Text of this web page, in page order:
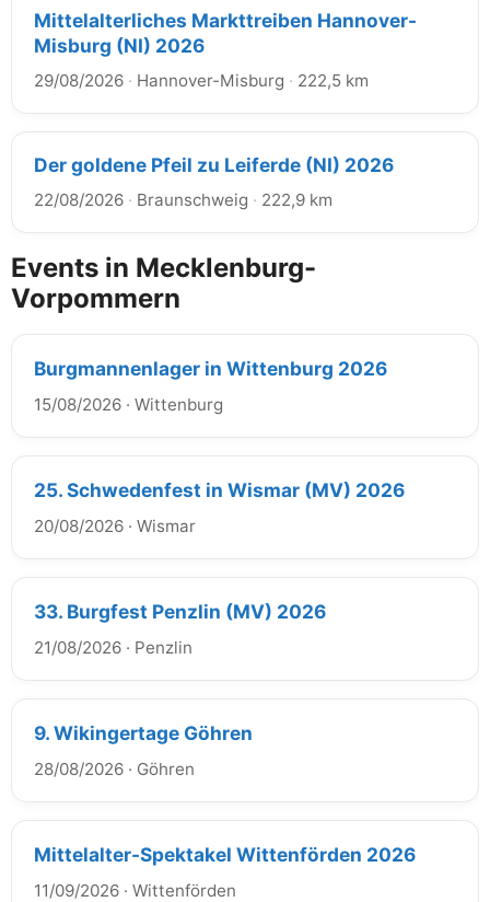
Mittelalterliches Markttreiben Hannover-
Misburg (NI) 2026
29/08/2026 · Hannover-Misburg · 222,5 km
Der goldene Pfeil zu Leiferde (NI) 2026
22/08/2026 · Braunschweig · 222,9 km
Events in Mecklenburg-
Vorpommern
Burgmannenlager in Wittenburg 2026
15/08/2026 · Wittenburg
25. Schwedenfest in Wismar (MV) 2026
20/08/2026 · Wismar
33. Burgfest Penzlin (MV) 2026
21/08/2026 · Penzlin
9. Wikingertage Göhren
28/08/2026 · Göhren
Mittelalter-Spektakel Wittenförden 2026
11/09/2026 · Wittenförden